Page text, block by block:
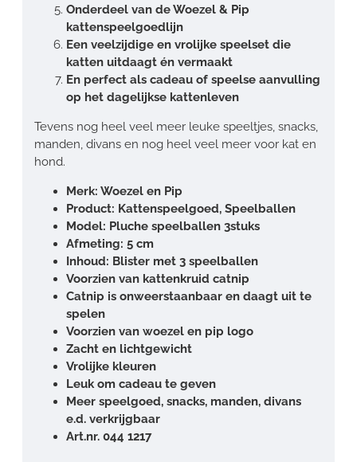
Onderdeel van de Woezel & Pip
kattenspeelgoedlijn
Een veelzijdige en vrolijke speelset die
katten uitdaagt én vermaakt
En perfect als cadeau of speelse aanvulling
op het dagelijkse kattenleven
Tevens nog heel veel meer leuke speeltjes, snacks,
manden, divans en nog heel veel meer voor kat en
hond.
Merk: Woezel en Pip
Product: Kattenspeelgoed, Speelballen
Model: Pluche speelballen 3stuks
Afmeting: 5 cm
Inhoud: Blister met 3 speelballen
Voorzien van kattenkruid catnip
Catnip is onweerstaanbaar en daagt uit te
spelen
Voorzien van woezel en pip logo
Zacht en lichtgewicht
Vrolijke kleuren
Leuk om cadeau te geven
Meer speelgoed, snacks, manden, divans
e.d. verkrijgbaar
Art.nr. 044 1217